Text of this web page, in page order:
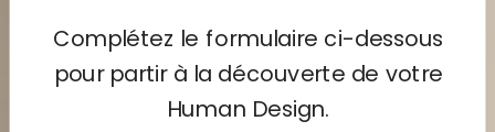
Complétez le formulaire ci-dessous
pour partir à la découverte de votre
Human Design.